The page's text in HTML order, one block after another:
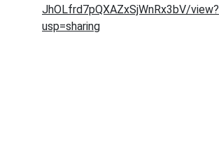
JhOLfrd7pQXAZxSjWnRx3bV/view?
usp=sharing